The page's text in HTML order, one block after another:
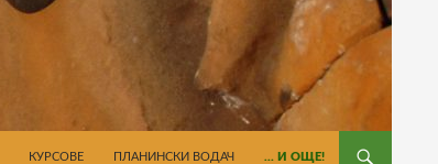
КУРСОВЕ ПЛАНИНСКИ ВОДАЧ … И ОЩЕ!